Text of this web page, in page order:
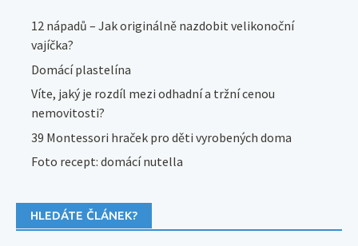
12 nápadů – Jak originálně nazdobit velikonoční
vajíčka?
Domácí plastelína
Víte, jaký je rozdíl mezi odhadní a tržní cenou
nemovitosti?
39 Montessori hraček pro děti vyrobených doma
Foto recept: domácí nutella
HLEDÁTE ČLÁNEK?